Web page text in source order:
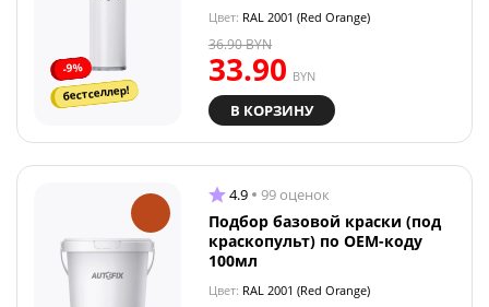
-9%
бестселлер!
Цвет: RAL 2001 (Red Orange)
33.90 BYN
36.90BYN
В КОРЗИНУ
4.9 99 оценок
Подбор базовой краски (под
краскопульт) по OEM-коду
100мл
Цвет: RAL 2001 (Red Orange)